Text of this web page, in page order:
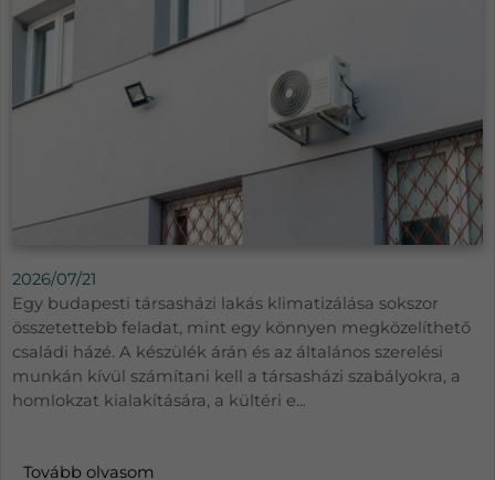
2026/07/21
Egy budapesti társasházi lakás klimatizálása sokszor
összetettebb feladat, mint egy könnyen megközelíthető
családi házé. A készülék árán és az általános szerelési
munkán kívül számítani kell a társasházi szabályokra, a
homlokzat kialakítására, a kültéri e...
Tovább olvasom